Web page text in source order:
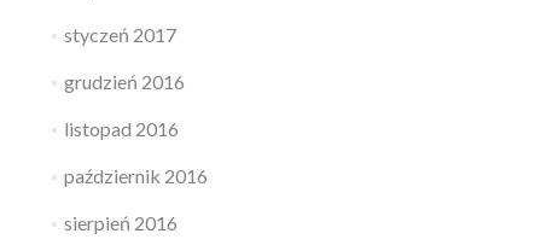
styczeń 2017
grudzień 2016
listopad 2016
październik 2016
sierpień 2016